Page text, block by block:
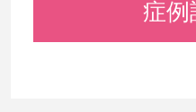
症